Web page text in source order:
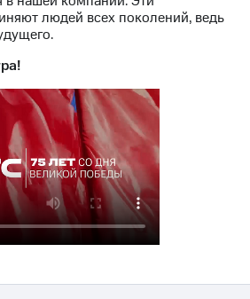
людей всех поколений, ведь